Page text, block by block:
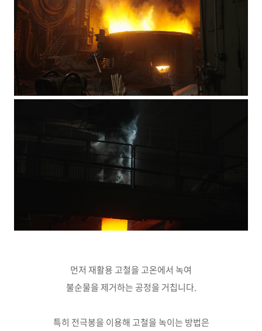
먼저 재활용 고철을 고온에서 녹여
불순물을 제거하는 공정을 거칩니다.
특히 전극봉을 이용해 고철을 녹이는 방법은